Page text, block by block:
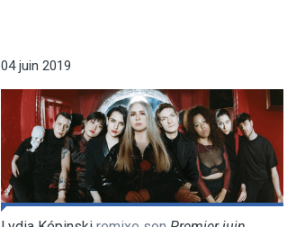
04 juin 2019